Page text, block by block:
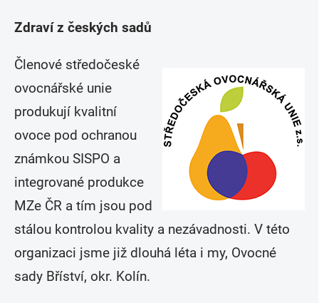
Zdraví z českých sadů
Členové středočeské
ovocnářské unie
produkují kvalitní
ovoce pod ochranou
známkou SISPO a
integrované produkce
MZe ČR a tím jsou pod
stálou kontrolou kvality a nezávadnosti. V této
organizaci jsme již dlouhá léta i my, Ovocné
sady Bříství, okr. Kolín.